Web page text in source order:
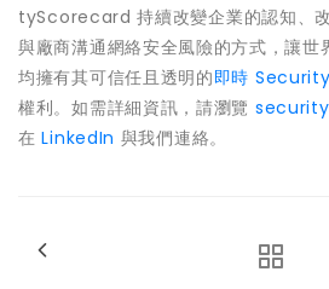
tyScorecard 持續改變企業的認知、
與廠商溝通網絡安全風險的方式，讓世
均擁有其可信任且透明的即時
權利。如需詳細資訊，請瀏覽
在LinkedIn 與我們連絡。